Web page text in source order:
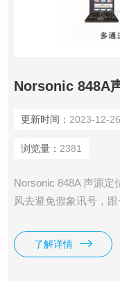
Norsonic 848A
更新时间： 2023-12-26
浏览量： 2381
Norsonic 848A 声源
风去避免假象讯号，
128、256、384三种麦
20KHz。
了解详情